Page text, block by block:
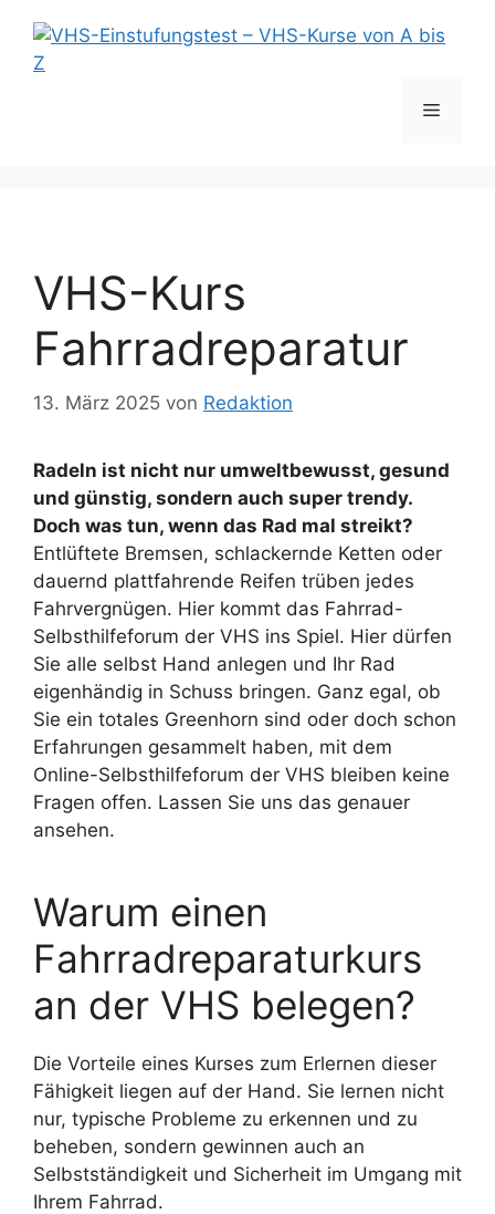
Inhalt
springen
Menü
VHS-Kurs
Fahrradreparatur
13. März 2025 von Redaktion
Radeln ist nicht nur umweltbewusst, gesund
und günstig, sondern auch super trendy.
Doch was tun, wenn das Rad mal streikt?
Entlüftete Bremsen, schlackernde Ketten oder
dauernd plattfahrende Reifen trüben jedes
Fahrvergnügen. Hier kommt das Fahrrad-
Selbsthilfeforum der VHS ins Spiel. Hier dürfen
Sie alle selbst Hand anlegen und Ihr Rad
eigenhändig in Schuss bringen. Ganz egal, ob
Sie ein totales Greenhorn sind oder doch schon
Erfahrungen gesammelt haben, mit dem
Online-Selbsthilfeforum der VHS bleiben keine
Fragen offen. Lassen Sie uns das genauer
ansehen.
Warum einen
Fahrradreparaturkurs
an der VHS belegen?
Die Vorteile eines Kurses zum Erlernen dieser
Fähigkeit liegen auf der Hand. Sie lernen nicht
nur, typische Probleme zu erkennen und zu
beheben, sondern gewinnen auch an
Selbstständigkeit und Sicherheit im Umgang mit
Ihrem Fahrrad.